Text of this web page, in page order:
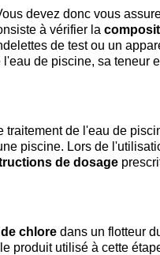
devez donc vous
à vérifier la
de test ou un
l'eau de piscine, sa teneur
traitement de l'eau de
piscine. Lors de
de dosage
chlore dans un flotteur
produit utilisé à cette